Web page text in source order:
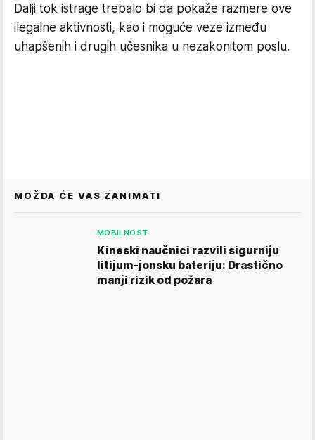
Dalji tok istrage trebalo bi da pokaže razmere ove
ilegalne aktivnosti, kao i moguće veze između
uhapšenih i drugih učesnika u nezakonitom poslu.
MOŽDA ĆE VAS ZANIMATI
MOBILNOST
Kineski naučnici razvili sigurniju
litijum-jonsku bateriju: Drastično
manji rizik od požara